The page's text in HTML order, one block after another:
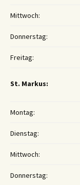
Mittwoch:
Donnerstag:
Freitag:
St. Markus:
Montag:
Dienstag:
Mittwoch:
Donnerstag: